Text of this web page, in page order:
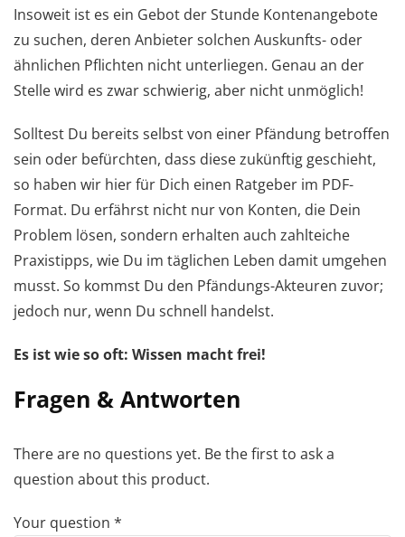
Insoweit ist es ein Gebot der Stunde Kontenangebote
zu suchen, deren Anbieter solchen Auskunfts- oder
ähnlichen Pflichten nicht unterliegen. Genau an der
Stelle wird es zwar schwierig, aber nicht unmöglich!
Solltest Du bereits selbst von einer Pfändung betroffen
sein oder befürchten, dass diese zukünftig geschieht,
so haben wir hier für Dich einen Ratgeber im PDF-
Format. Du erfährst nicht nur von Konten, die Dein
Problem lösen, sondern erhalten auch zahlteiche
Praxistipps, wie Du im täglichen Leben damit umgehen
musst. So kommst Du den Pfändungs-Akteuren zuvor;
jedoch nur, wenn Du schnell handelst.
Es ist wie so oft: Wissen macht frei!
Fragen & Antworten
There are no questions yet. Be the first to ask a
question about this product.
Your question *